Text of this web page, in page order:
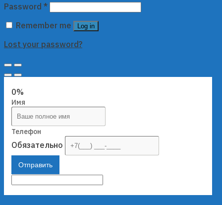
Password *
Remember me
Log in
Lost your password?
0%
Имя
Телефон
Обязательно
Отправить